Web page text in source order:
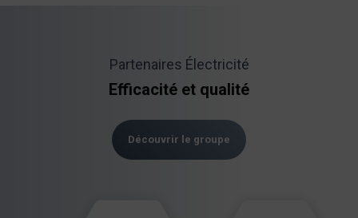
Partenaires Électricité
Efficacité et qualité
Découvrir le groupe